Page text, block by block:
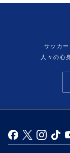
サッカ
人々の心